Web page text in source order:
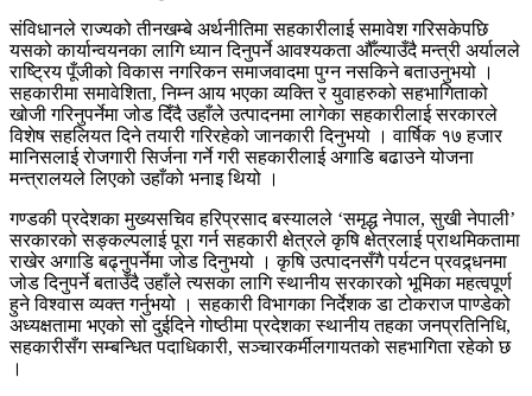
संविधानले राज्यको तीनखम्बे अर्थनीतिमा सहकारीलाई समावेश गरिसकेपछि
यसको कार्यान्वयनका लागि ध्यान दिनुपर्ने आवश्यकता औँल्याउँदै मन्त्री अर्यालले
राष्ट्रिय पूँजीको विकास नगरिकन समाजवादमा पुग्न नसकिने बताउनुभयो ।
सहकारीमा समावेशिता, निम्न आय भएका व्यक्ति र युवाहरुको सहभागिताको
खोजी गरिनुपर्नेमा जोड दिँदै उहाँले उत्पादनमा लागेका सहकारीलाई सरकारले
विशेष सहलियत दिने तयारी गरिरहेको जानकारी दिनुभयो । वार्षिक १७ हजार
मानिसलाई रोजगारी सिर्जना गर्ने गरी सहकारीलाई अगाडि बढाउने योजना
मन्त्रालयले लिएको उहाँको भनाइ थियो ।
गण्डकी प्रदेशका मुख्यसचिव हरिप्रसाद बस्यालले ‘समृद्ध नेपाल, सुखी नेपाली’
सरकारको सङ्कल्पलाई पूरा गर्न सहकारी क्षेत्रले कृषि क्षेत्रलाई प्राथमिकतामा
राखेर अगाडि बढ्नुपर्नेमा जोड दिनुभयो । कृषि उत्पादनसँगै पर्यटन प्रवद्र्धनमा
जोड दिनुपर्ने बताउँदै उहाँले त्यसका लागि स्थानीय सरकारको भूमिका महत्वपूर्ण
हुने विश्वास व्यक्त गर्नुभयो । सहकारी विभागका निर्देशक डा टोकराज पाण्डेको
अध्यक्षतामा भएको सो दुईदिने गोष्ठीमा प्रदेशका स्थानीय तहका जनप्रतिनिधि,
सहकारीसँग सम्बन्धित पदाधिकारी, सञ्चारकर्मीलगायतको सहभागिता रहेको छ
।